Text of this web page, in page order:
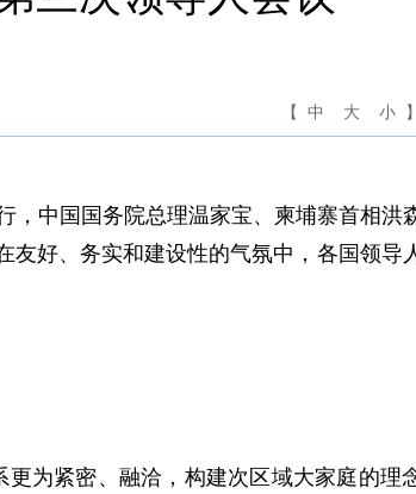
【 中 大 小 】
中国国务院总理温家宝、柬埔寨首相洪
好、务实和建设性的气氛中，各国领导
为紧密、融洽，构建次区域大家庭的理